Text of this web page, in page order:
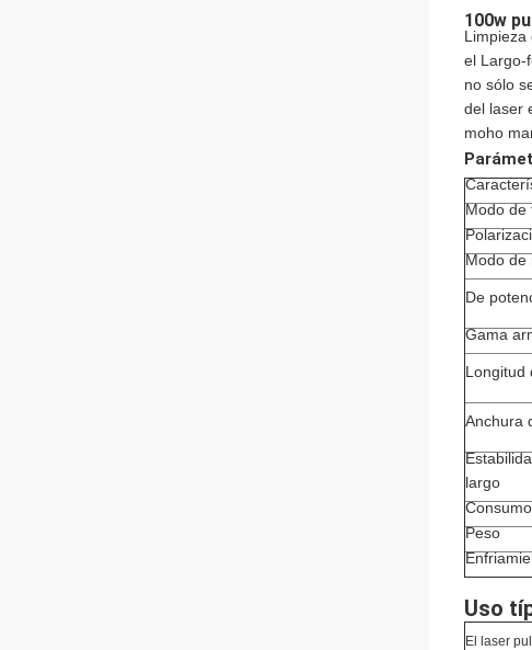
100w
el Largo-
no sólo
del laser
moho
Modo de
Modo de
De
Gama
Longitud
Anchura
largo
Peso
Uso
El laser